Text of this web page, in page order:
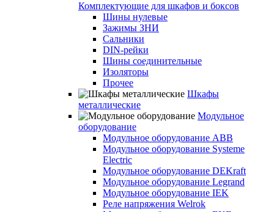
Комплектующие для шкафов и боксов
Шины нулевые
Зажимы ЗНИ
Сальники
DIN-рейки
Шины соединительные
Изоляторы
Прочее
Шкафы
металлические
Модульное
оборудование
Модульное оборудование ABB
Модульное оборудование Systeme
Electric
Модульное оборудование DEKraft
Модульное оборудование Legrand
Модульное оборудование IEK
Реле напряжения Welrok